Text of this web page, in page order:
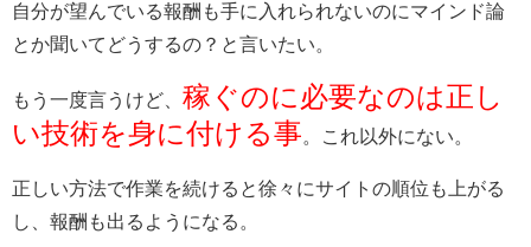
自分が望んでいる報酬も手に入れられないのにマインド論
とか聞いてどうするの？と言いたい。
もう一度言うけど、 稼ぐのに必要なのは正し
い技術を身に付ける事。これ以外にない。
正しい方法で作業を続けると徐々にサイトの順位も上がる
し、報酬も出るようになる。